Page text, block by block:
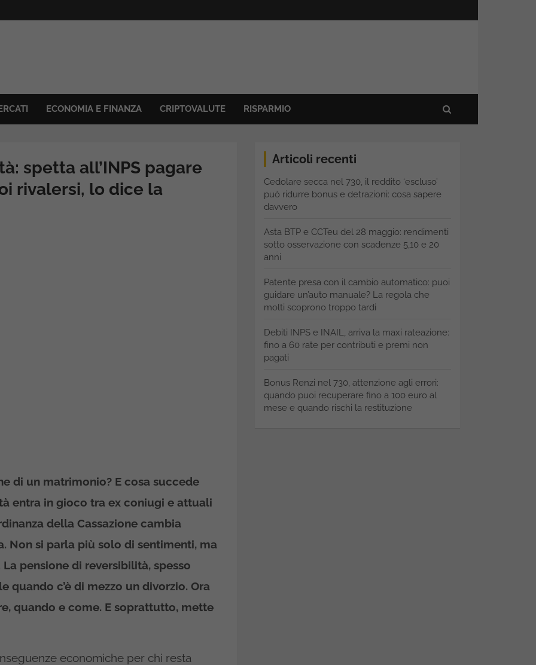
ECONOMIA E FINANZA CRIPTOVALUTE RISPARMIO
spetta all’INPS pagare
rivalersi, lo dice la
di un matrimonio? E cosa succede
entra in gioco tra ex coniugi e attuali
della Cassazione cambia
Non si parla più solo di sentimenti, ma
pensione di reversibilità, spesso
quando c’è di mezzo un divorzio. Ora
quando e come. E soprattutto, mette
economiche per chi resta
Articoli recenti
Cedolare secca nel 730, il reddito ‘escluso’
può ridurre bonus e detrazioni: cosa sapere
davvero
Asta BTP e CCTeu del 28 maggio: rendimenti
sotto osservazione con scadenze 5,10 e 20
anni
Patente presa con il cambio automatico: puoi
guidare un’auto manuale? La regola che
molti scoprono troppo tardi
Debiti INPS e INAIL, arriva la maxi rateazione:
fino a 60 rate per contributi e premi non
pagati
Bonus Renzi nel 730, attenzione agli errori:
quando puoi recuperare fino a 100 euro al
mese e quando rischi la restituzione